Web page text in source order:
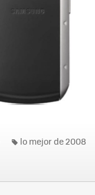
lo mejor de 2008